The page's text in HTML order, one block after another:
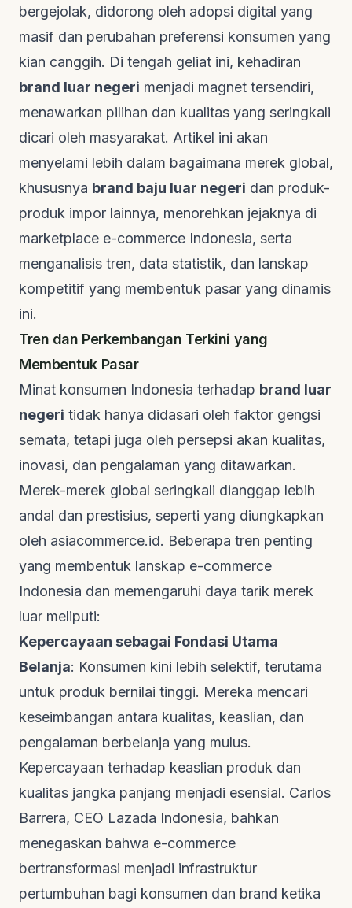
bergejolak, didorong oleh adopsi digital yang
masif dan perubahan preferensi konsumen yang
kian canggih. Di tengah geliat ini, kehadiran
brand luar negeri menjadi magnet tersendiri,
menawarkan pilihan dan kualitas yang seringkali
dicari oleh masyarakat. Artikel ini akan
menyelami lebih dalam bagaimana merek global,
khususnya brand baju luar negeri dan produk-
produk impor lainnya, menorehkan jejaknya di
marketplace e-commerce Indonesia, serta
menganalisis tren, data statistik, dan lanskap
kompetitif yang membentuk pasar yang dinamis
ini.
Tren dan Perkembangan Terkini yang
Membentuk Pasar
Minat konsumen Indonesia terhadap brand luar
negeri tidak hanya didasari oleh faktor gengsi
semata, tetapi juga oleh persepsi akan kualitas,
inovasi, dan pengalaman yang ditawarkan.
Merek-merek global seringkali dianggap lebih
andal dan prestisius, seperti yang diungkapkan
oleh asiacommerce.id. Beberapa tren penting
yang membentuk lanskap e-commerce
Indonesia dan memengaruhi daya tarik merek
luar meliputi:
Kepercayaan sebagai Fondasi Utama
Belanja: Konsumen kini lebih selektif, terutama
untuk produk bernilai tinggi. Mereka mencari
keseimbangan antara kualitas, keaslian, dan
pengalaman berbelanja yang mulus.
Kepercayaan terhadap keaslian produk dan
kualitas jangka panjang menjadi esensial. Carlos
Barrera, CEO Lazada Indonesia, bahkan
menegaskan bahwa e-commerce
bertransformasi menjadi infrastruktur
pertumbuhan bagi konsumen dan brand ketika